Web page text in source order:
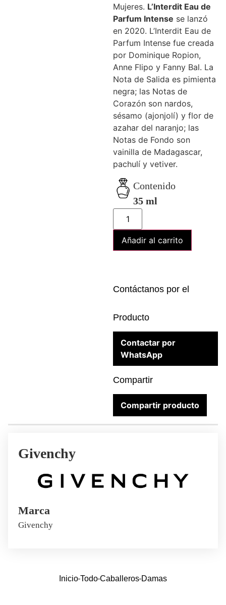
Mujeres. L’Interdit Eau de
Parfum Intense se lanzó
en 2020. L’Interdit Eau de
Parfum Intense fue creada
por Dominique Ropion,
Anne Flipo y Fanny Bal. La
Nota de Salida es pimienta
negra; las Notas de
Corazón son nardos,
sésamo (ajonjolí) y flor de
azahar del naranjo; las
Notas de Fondo son
vainilla de Madagascar,
pachulí y vetiver.
Contenido
35 ml
Añadir al carrito
Contáctanos por el
Producto
Contactar por
WhatsApp
Compartir
Compartir producto
Givenchy
Marca
Givenchy
Inicio Todo Caballeros Damas